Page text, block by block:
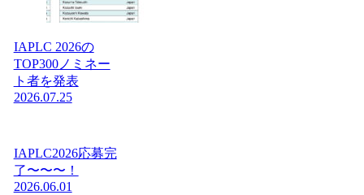
IAPLC 2026の
TOP300ノミネー
ト者を発表
2026.07.25
IAPLC2026応募完
了〜〜〜！
2026.06.01